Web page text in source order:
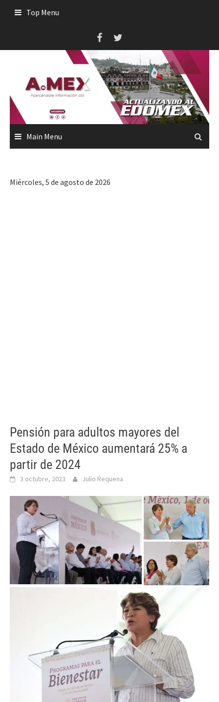
Top Menu
Main Menu
Miércoles, 5 de agosto de 2026
Pensión para adultos mayores del
Estado de México aumentará 25% a
partir de 2024
3 octubre, 2023 Julio Requena